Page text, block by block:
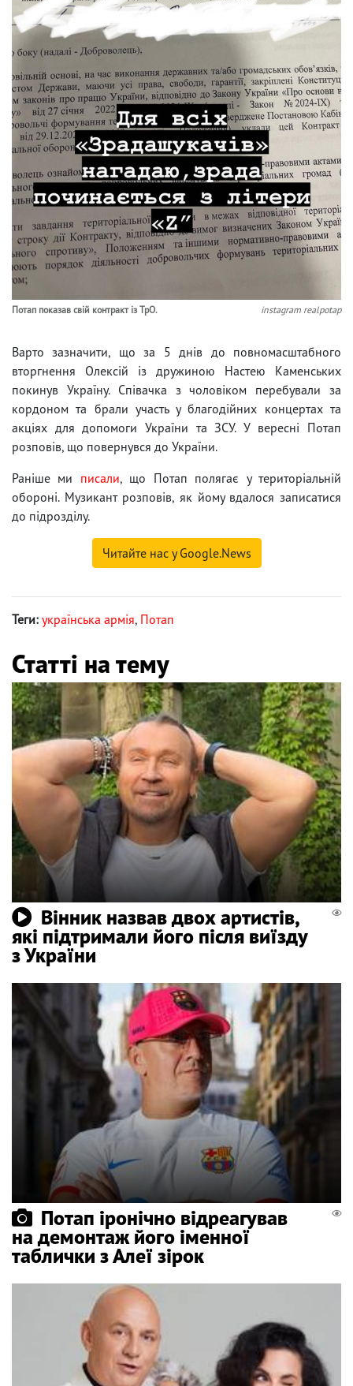
Потап показав свій контракт із ТрО. instagram realpotap
Варто зазначити, що за 5 днів до повномасштабного
вторгнення Олексій із дружиною Настею Каменських
покинув Україну. Співачка з чоловіком перебували за
кордоном та брали участь у благодійних концертах та
акціях для допомоги України та ЗСУ. У вересні Потап
розповів, що повернувся до України.
Раніше ми писали, що Потап полягає у територіальній
обороні. Музикант розповів, як йому вдалося записатися
до підрозділу.
Читайте нас у Google.News
Теги: українська армія, Потап
Статті на тему
Вінник назвав двох артистів,
які підтримали його після виїзду
з України
Потап іронічно відреагував
на демонтаж його іменної
таблички з Алеї зірок